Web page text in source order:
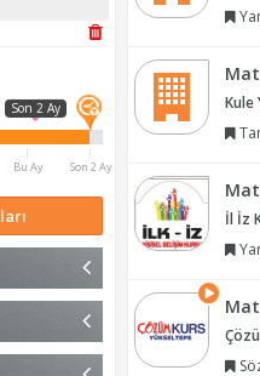
Son 2 Ay
Bu Ay Son 2 Ay
Kule
İl İz